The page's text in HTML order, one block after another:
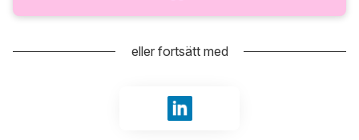
eller fortsätt med
Logga in med LinkedIn